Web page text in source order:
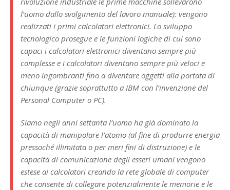
l’uomo dallo svolgimento del lavoro manuale): vengono
realizzati i primi calcolatori elettronici. Lo sviluppo
tecnologico prosegue e le funzioni logiche di cui sono
capaci i calcolatori elettronici diventano sempre più
complesse e i calcolatori diventano sempre più veloci e
meno ingombranti fino a diventare oggetti alla portata di
chiunque (grazie soprattutto a IBM con l’invenzione del
Personal Computer o PC).
Siamo negli anni settanta l’uomo ha già dominato la
capacità di manipolare l’atomo (al fine di produrre energia
pressoché illimitata o per meri fini di distruzione) e le
capacità di comunicazione degli esseri umani vengono
estese ai calcolatori creando la rete globale di computer
che consente di collegare potenzialmente le memorie e le